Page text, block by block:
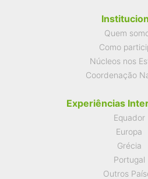
Quem
Como
Núcleos nos
Coordenação
Experiências
Equador
Europa
Grécia
Portugal
Outros